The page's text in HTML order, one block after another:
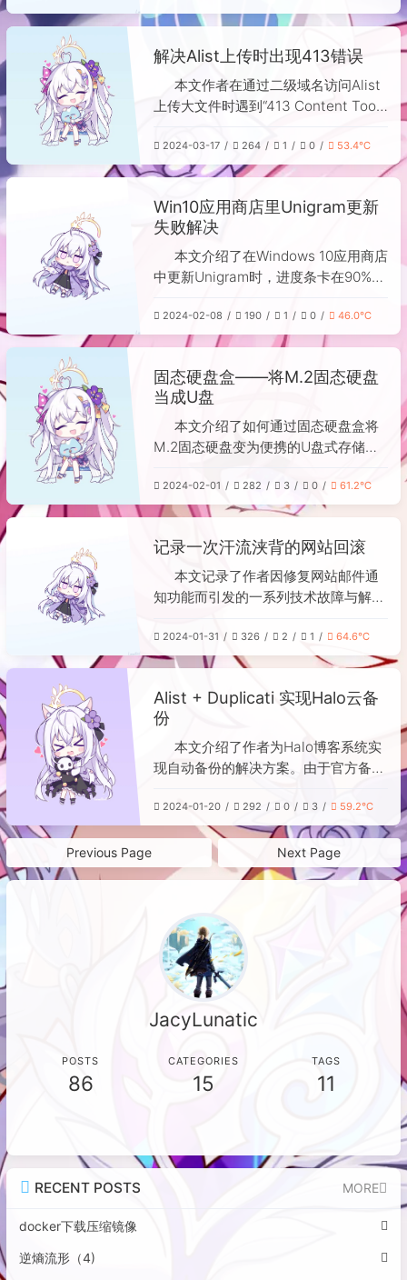
ARM架构的N1盒子安装特定镜像。解
ARM镜像对应的唯一SHA256校验码，
使用`docker pull`命令时在镜像名称
后添加`@sha256:`及该校验码，即可
构限制。
解决Alist上传时出现413错误
本文作者在通过二级域名访问Alist
上传大文件时遇到“413 Content Too
Alist自身配置问题。经测试，仅
100MB以上文件会上传失败，而日常
最终发现是Cloudflare的“最大上传内
容”设置默认限制为100MB，导致通过
二级域名的请求被拦截。解决方法为直
接使用IP和端口访问Alist以绕过
2024-03-17 264 1 0 53.4℃
Win10应用商店里Unigram更新
失败解决
本文介绍了在Windows 10应用商店
中更新Unigram时，进度条卡在90%并
使用代理和全局模式均未解决。最终通
过V2rayN工具中的“解除UWP回环代理
后重启程序，成功完成更新。该问题在
Windows 11中开启TUN模式即可解
决，目前仅影响Windows 10系统。
2024-02-08 190 1 0 46.0℃
固态硬盘盒——将M.2固态硬盘
当成U盘
本文介绍了如何通过固态硬盘盒将
M.2固态硬盘变为便携的U盘式存储设
硬盘只能安装在主板上，而硬盘盒的作
用正是将其接口转换为常见的USB或
制，速度不及直接使用主板接口，但仍
远快于普通U盘，因此选择PCIE 3.0固
态硬盘即可满足需求。作者分享了自己
RTL9210硬盘盒（约50元）和价格合
适的固德佳2TB固态硬盘，并提醒安装
手动初始化才能使用。最终方案实现了
固态硬盘的便携化，甚至可通过Type-
C接口连接手机。
2024-02-01 282 3 0 61.2℃
记录一次汗流浃背的网站回滚
本文记录了作者因修复网站邮件通
知功能而引发的一系列技术故障与解决
服务未开通，在尝试配置时，1Panel管
理面板意外返回503错误。作者排查服
决定重装1Panel，却误删了映射到其数
据目录的MySQL数据，导致依赖数据
库的容器全部异常。 所幸Halo每日有
备份，作者通过上传本地备份文件成功
503，最终发现是代理梯子配置问题：
切换回常用梯子后登录成功。作者推测
可能与非HTTPS的IP直连方式有关，
后续绑定域名后问题彻底解决。整个过
2024-01-31 326 2 1 64.6℃
Alist + Duplicati 实现Halo云备
份
本文介绍了作者为Halo博客系统实
现自动备份的解决方案。由于官方备份
过修改现有Python脚本（调用Halo备
份API）自动创建备份文件，并优化为
解压备份以减少重复存储。随后，结合
Alist（用于统一管理多个网盘）和
文件通过WebDAV协议上传至云盘（如
坚果云、123盘等）。文章详细说明了
环境配置、代码修改及工具设置步骤，
最终实现低成本、可扩展的多重云备份
方案。
2024-01-20 292 0 3 59.2℃
Previous Page Next Page
JacyLunatic
POSTS
86
CATEGORIES
15
TAGS
11
RECENT POSTS MORE
docker下载压缩镜像
逆熵流形（4)